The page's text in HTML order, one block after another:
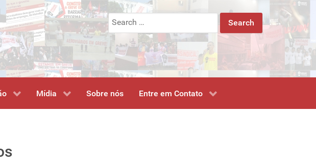
Search
for:
Mídia Sobre nós Entre em Contato